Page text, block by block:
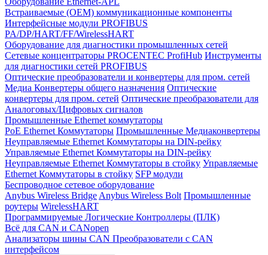
Встраиваемые (OEM) коммуникационные компоненты
Интерфейсные модули PROFIBUS
PA/DP/HART/FF/WirelessHART
Оборудование для диагностики промышленных сетей
Сетевые концентраторы PROCENTEC ProfiHub Инструменты
для диагностики сетей PROFIBUS
Оптические преобразователи и конвертеры для пром. сетей
Медиа Конвертеры общего назначения Оптические
конвертеры для пром. сетей Оптические преобразователи для
Аналоговых/Цифровых сигналов
Промышленные Ethernet коммутаторы
PoE Ethernet Коммутаторы Промышленные Медиаконвертеры
Неуправляемые Ethernet Коммутаторы на DIN-рейку
Управляемые Ethernet Коммутаторы на DIN-рейку
Неуправляемые Ethernet Коммутаторы в стойку Управляемые
Ethernet Коммутаторы в стойку SFP модули
Беспроводное сетевое оборудование
Anybus Wireless Bridge Anybus Wireless Bolt Промышленные
роутеры WirelessHART
Программируемые Логические Контроллеры (ПЛК)
Всё для CAN и CANopen
Анализаторы шины CAN Преобразователи с CAN
интерфейсом